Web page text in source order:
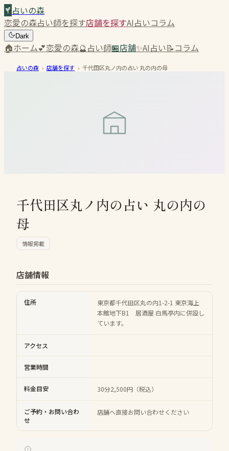
占いの森
恋愛の森占い師を探す店舗を探すAI占いコラム
Dark
🏠ホーム💕恋愛の森🔮占い師🏪店舗✨AI占い📝コラム
占いの森 › 店舗を探す › 千代田区丸ノ内の占い 丸の内の母
千代田区丸ノ内の占い 丸の内の
母
情報掲載
店舗情報
住所
東京都千代田区丸の内1-2-1 東京海上
本館地下B1 居酒屋 白馬亭内に併設し
ています。
アクセス
営業時間
料金目安 30分2,500円（税込）
ご予約・お問い合わ
せ
店舗へ直接お問い合わせください